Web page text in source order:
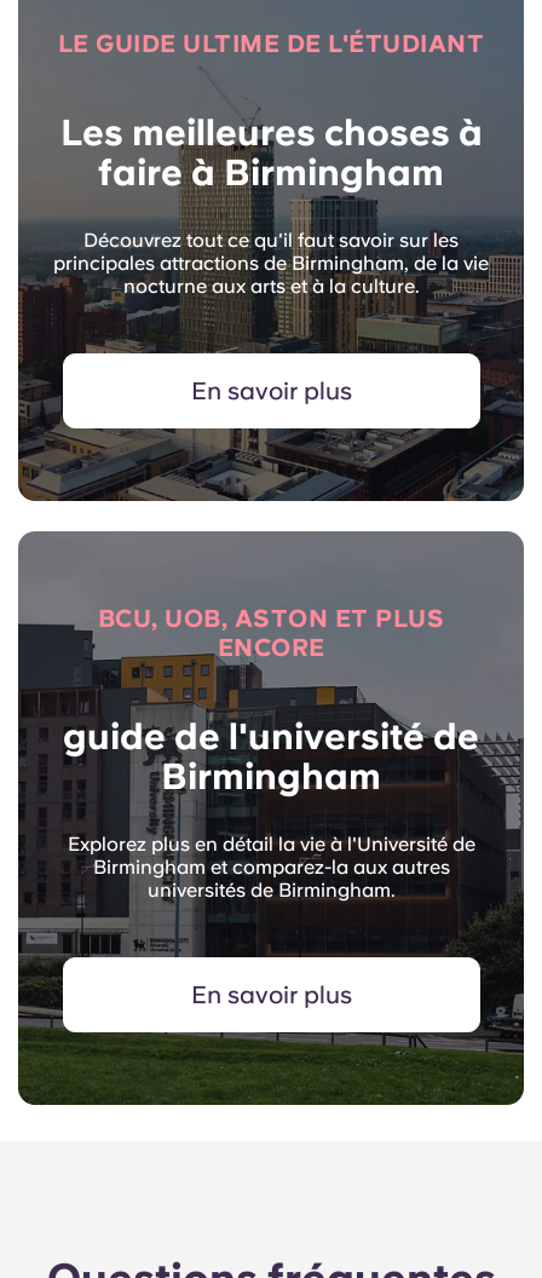
LE GUIDE ULTIME DE L'ÉTUDIANT
Les meilleures choses à
faire à Birmingham
Découvrez tout ce qu'il faut savoir sur les
principales attractions de Birmingham, de la vie
nocturne aux arts et à la culture.
En savoir plus
BCU, UOB, ASTON ET PLUS
ENCORE
guide de l'université de
Birmingham
Explorez plus en détail la vie à l'Université de
Birmingham et comparez-la aux autres
universités de Birmingham.
En savoir plus